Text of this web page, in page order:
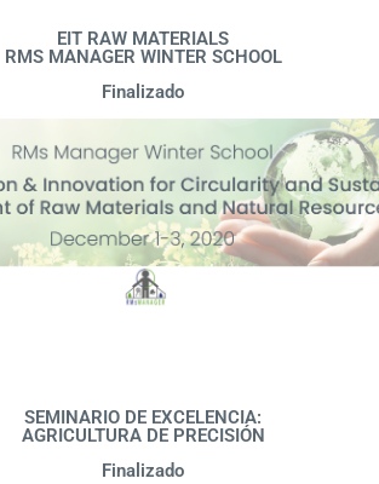
EIT RAW MATERIALS
RMS MANAGER WINTER SCHOOL
Finalizado
SEMINARIO DE EXCELENCIA:
AGRICULTURA DE PRECISIÓN
Finalizado